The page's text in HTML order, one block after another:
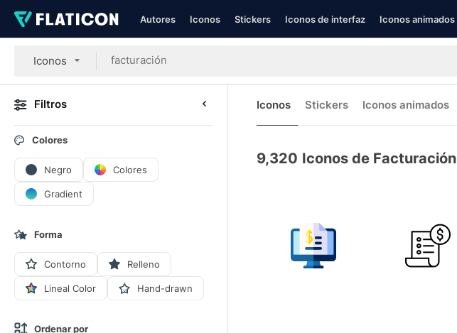
Autores Iconos Stickers Iconos de interfaz Iconos animados
Iconos
Filtros
Colores
Negro Colores
Gradient
Forma
Contorno Relleno
Lineal Color Hand-drawn
Ordenar por
Iconos Stickers Iconos animados
9,320 Iconos de Facturación